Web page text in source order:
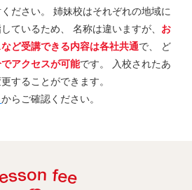
ださい。 姉妹校はそれぞれの地域に
ているため、 名称は違いますが、 お
ど受講できる内容は各社共通で、 ど
アクセスが可能です。 入校されたあ
することができます。
からご確認ください。